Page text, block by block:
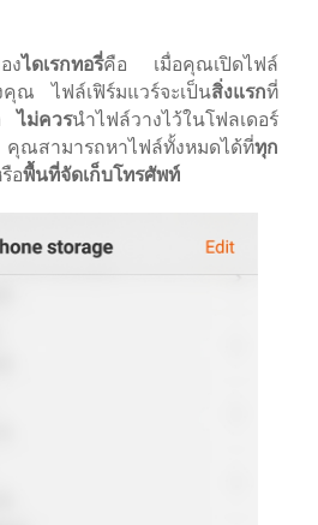
งไดเรกทอรี่คือ เมื่อคุณเปิดไฟล์
ณ ไฟล์เฟิร์มแวร์จะเป็นสิ่งแรกที่
ไม่ควรนำไฟล์วางไว้ในโฟลเดอร์
ณสามารถหาไฟล์ทั้งหมดได้ที่ทุก
อพื้นที่จัดเก็บโทรศัพท์